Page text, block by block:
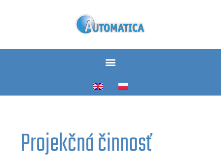
Projekčná činnosť